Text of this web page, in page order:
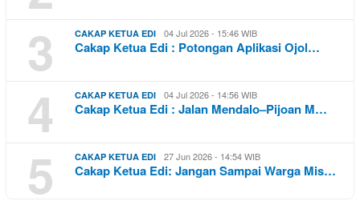
3 CAKAP KETUA EDI 04 Jul 2026 - 15:46 WIB
Cakap Ketua Edi : Potongan Aplikasi Ojol…
4 CAKAP KETUA EDI 04 Jul 2026 - 14:56 WIB
Cakap Ketua Edi : Jalan Mendalo–Pijoan M…
5 CAKAP KETUA EDI 27 Jun 2026 - 14:54 WIB
Cakap Ketua Edi: Jangan Sampai Warga Mis…